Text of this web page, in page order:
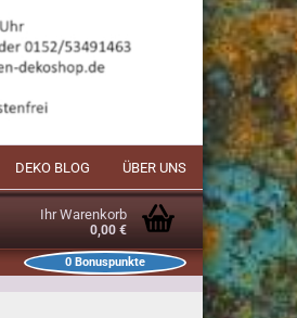
Ihr Warenkorb
0,00 €
0 Bonuspunkte
DEKO BLOG ÜBER UNS